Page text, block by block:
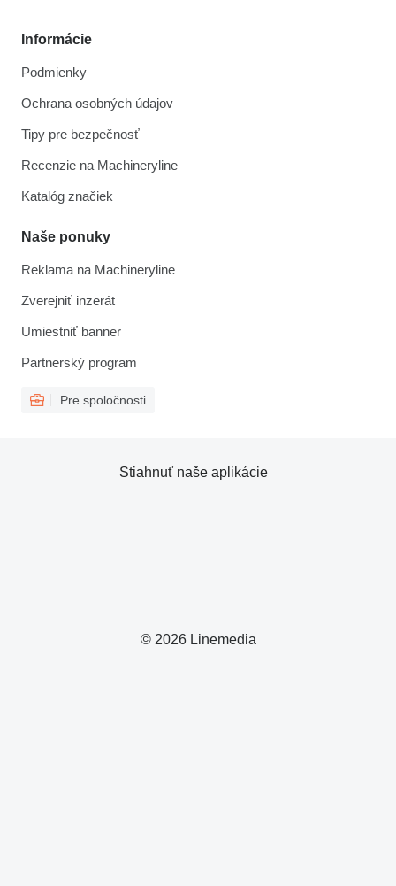
Informácie
Podmienky
Ochrana osobných údajov
Tipy pre bezpečnosť
Recenzie na Machineryline
Katalóg značiek
Naše ponuky
Reklama na Machineryline
Zverejniť inzerát
Umiestniť banner
Partnerský program
Pre spoločnosti
© 2026 Linemedia
Stiahnuť naše aplikácie